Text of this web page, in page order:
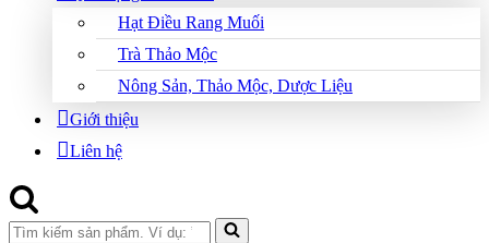
Hạt Điều Rang Muối
Trà Thảo Mộc
Nông Sản, Thảo Mộc, Dược Liệu
Giới thiệu
Liên hệ
Search